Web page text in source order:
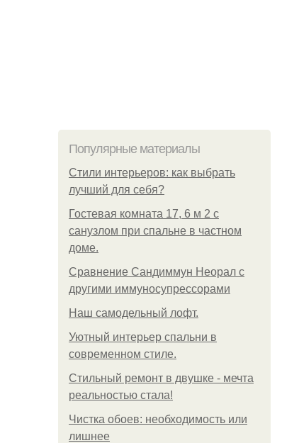
Популярные материалы
Стили интерьеров: как выбрать
лучший для себя?
Гостевая комната 17, 6 м 2 с
санузлом при спальне в частном
доме.
Сравнение Сандиммун Неорал с
другими иммуносупрессорами
Наш самодельный лофт.
Уютный интерьер спальни в
современном стиле.
Стильный ремонт в двушке - мечта
реальностью стала!
Чистка обоев: необходимость или
лишнее